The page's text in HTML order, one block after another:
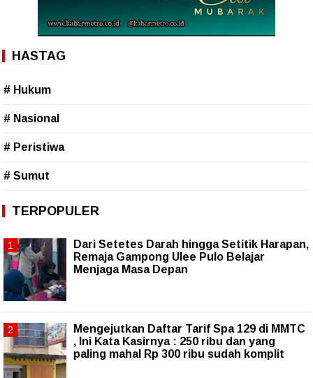
HASTAG
# Hukum
# Nasional
# Peristiwa
# Sumut
TERPOPULER
Dari Setetes Darah hingga Setitik Harapan,
Remaja Gampong Ulee Pulo Belajar
Menjaga Masa Depan
Mengejutkan Daftar Tarif Spa 129 di MMTC
, Ini Kata Kasirnya : 250 ribu dan yang
paling mahal Rp 300 ribu sudah komplit